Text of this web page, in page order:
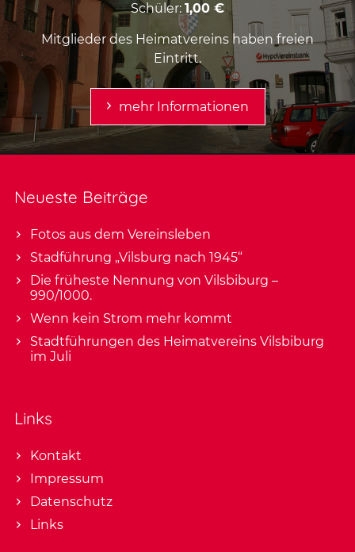
Schüler: 1,00 €
Mitglieder des Heimatvereins haben freien
Eintritt.
mehr Informationen
Neueste Beiträge
Fotos aus dem Vereinsleben
Stadführung „Vilsburg nach 1945“
Die früheste Nennung von Vilsbiburg –
990/1000.
Wenn kein Strom mehr kommt
Stadtführungen des Heimatvereins Vilsbiburg
im Juli
Links
Kontakt
Impressum
Datenschutz
Links